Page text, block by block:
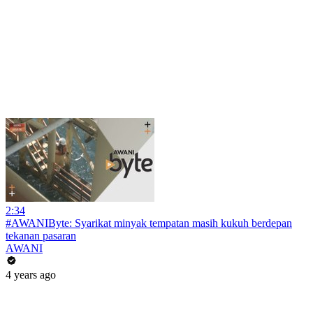
2:34
#AWANIByte: Syarikat minyak tempatan masih kukuh berdepan
tekanan pasaran
AWANI
4 years ago